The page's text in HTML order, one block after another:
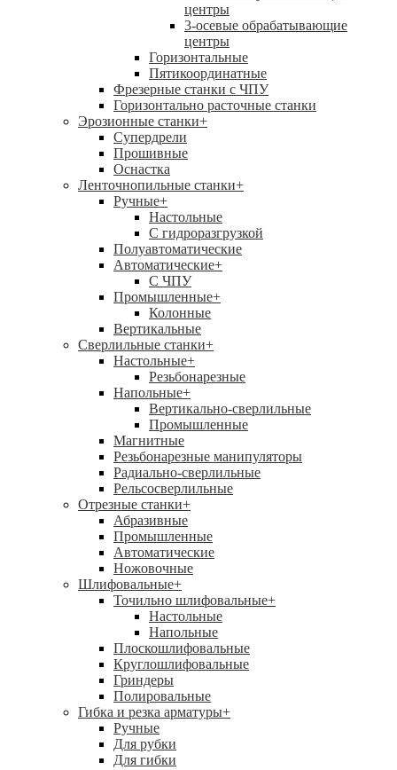
центры
3-осевые обрабатывающие
центры
Горизонтальные
Пятикоординатные
Фрезерные станки с ЧПУ
Горизонтально расточные станки
Эрозионные станки+
Супердрели
Прошивные
Оснастка
Ленточнопильные станки+
Ручные+
Настольные
С гидроразгрузкой
Полуавтоматические
Автоматические+
С ЧПУ
Промышленные+
Колонные
Вертикальные
Сверлильные станки+
Настольные+
Резьбонарезные
Напольные+
Вертикально-сверлильные
Промышленные
Магнитные
Резьбонарезные манипуляторы
Радиально-сверлильные
Рельсосверлильные
Отрезные станки+
Абразивные
Промышленные
Автоматические
Ножовочные
Шлифовальные+
Точильно шлифовальные+
Настольные
Напольные
Плоскошлифовальные
Круглошлифовальные
Гриндеры
Полировальные
Гибка и резка арматуры+
Ручные
Для рубки
Для гибки